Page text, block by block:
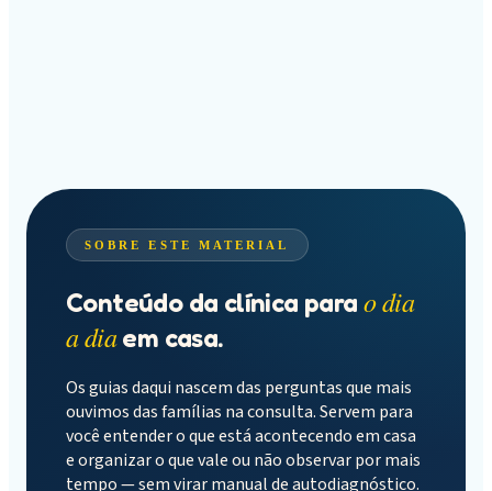
SOBRE ESTE MATERIAL
Conteúdo da clínica para o dia
a dia em casa.
Os guias daqui nascem das perguntas que mais
ouvimos das famílias na consulta. Servem para
você entender o que está acontecendo em casa
e organizar o que vale ou não observar por mais
tempo — sem virar manual de autodiagnóstico.